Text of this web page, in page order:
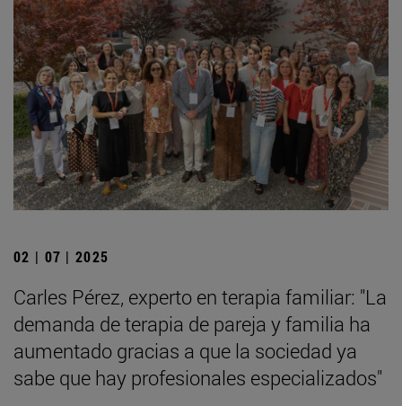
02 | 07 | 2025
Carles Pérez, experto en terapia familiar: "La
demanda de terapia de pareja y familia ha
aumentado gracias a que la sociedad ya
sabe que hay profesionales especializados"